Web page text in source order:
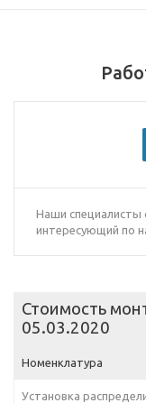
Наши специалисты
интересующий по
Стоимость
05.03.2020
Номенклатура
Установка